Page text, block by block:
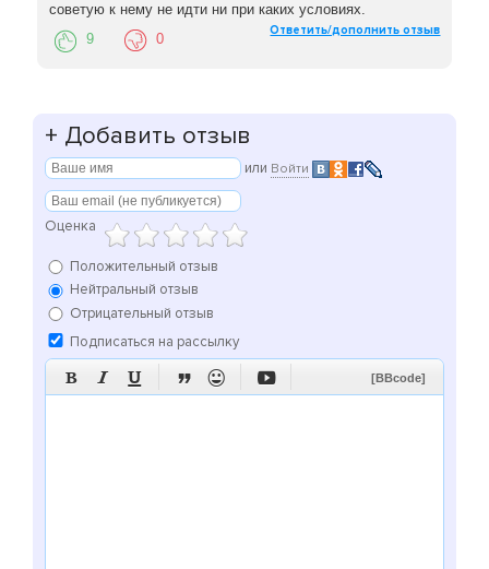
советую к нему не идти ни при каких условиях.
Ответить/дополнить отзыв
9 0
+ Добавить отзыв
или Войти
Оценка
Положительный отзыв
Нейтральный отзыв
Отрицательный отзыв
Подписаться на рассылку
      [BBcode]